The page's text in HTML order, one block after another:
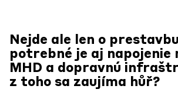
Nejde ale len o
potrebné je aj napojenie
MHD a dopravnú
z toho sa zaujíma hůř?